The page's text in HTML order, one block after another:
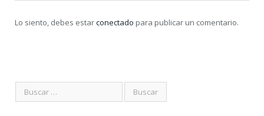
Lo siento, debes estarconectado para publicar un comentario.